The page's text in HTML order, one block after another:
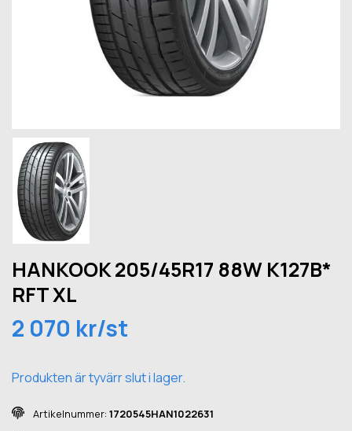
HANKOOK 205/45R17 88W K127B*
RFT XL
2 070 kr/st
Produkten är tyvärr slut i lager.
Artikelnummer: 1720545HAN1022631